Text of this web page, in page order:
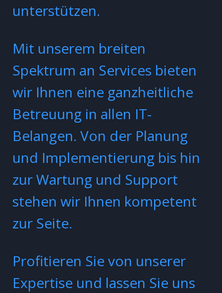
unterstützen.
Mit unserem breiten
Spektrum an Services bieten
wir Ihnen eine ganzheitliche
Betreuung in allen IT-
Belangen. Von der Planung
und Implementierung bis hin
zur Wartung und Support
stehen wir Ihnen kompetent
zur Seite.
Profitieren Sie von unserer
Expertise und lassen Sie uns